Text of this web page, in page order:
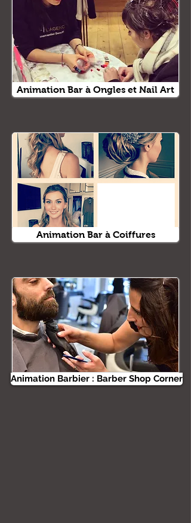
Animation Bar à Ongles et Nail Art
Animation Bar à Coiffures
Animation Barbier : Barber Shop Corner